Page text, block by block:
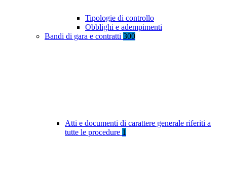
Tipologie di controllo
Obblighi e adempimenti
Bandi di gara e contratti 300
Atti e documenti di carattere generale riferiti a
tutte le procedure 1